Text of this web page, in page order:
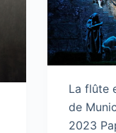
La flûte
de
2023